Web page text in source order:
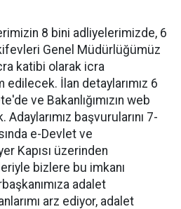
8 bini adliyelerimizde, 6
Genel Müdürlüğümüz
katibi olarak icra
İlan detaylarımız 6
ve Bakanlığımızın web
başvurularını 7-
e-Devlet ve
Kapısı üzerinden
bizlere bu imkanı
adalet
arz ediyor, adalet